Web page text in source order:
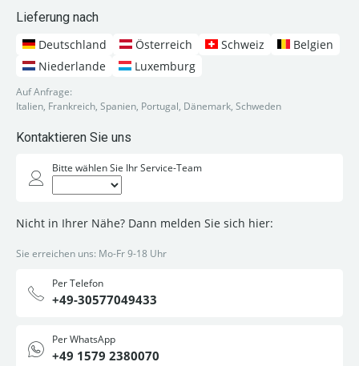
Lieferung nach
Deutschland
Österreich Schweiz
Belgien
Niederlande
Luxemburg
Auf Anfrage:
Italien, Frankreich, Spanien, Portugal, Dänemark, Schweden
Kontaktieren Sie uns
Bitte wählen Sie Ihr Service-Team
Nicht in Ihrer Nähe? Dann melden Sie sich hier:
Sie erreichen uns: Mo-Fr 9-18 Uhr
Per Telefon
+49-30577049433
Per WhatsApp
+49 1579 2380070